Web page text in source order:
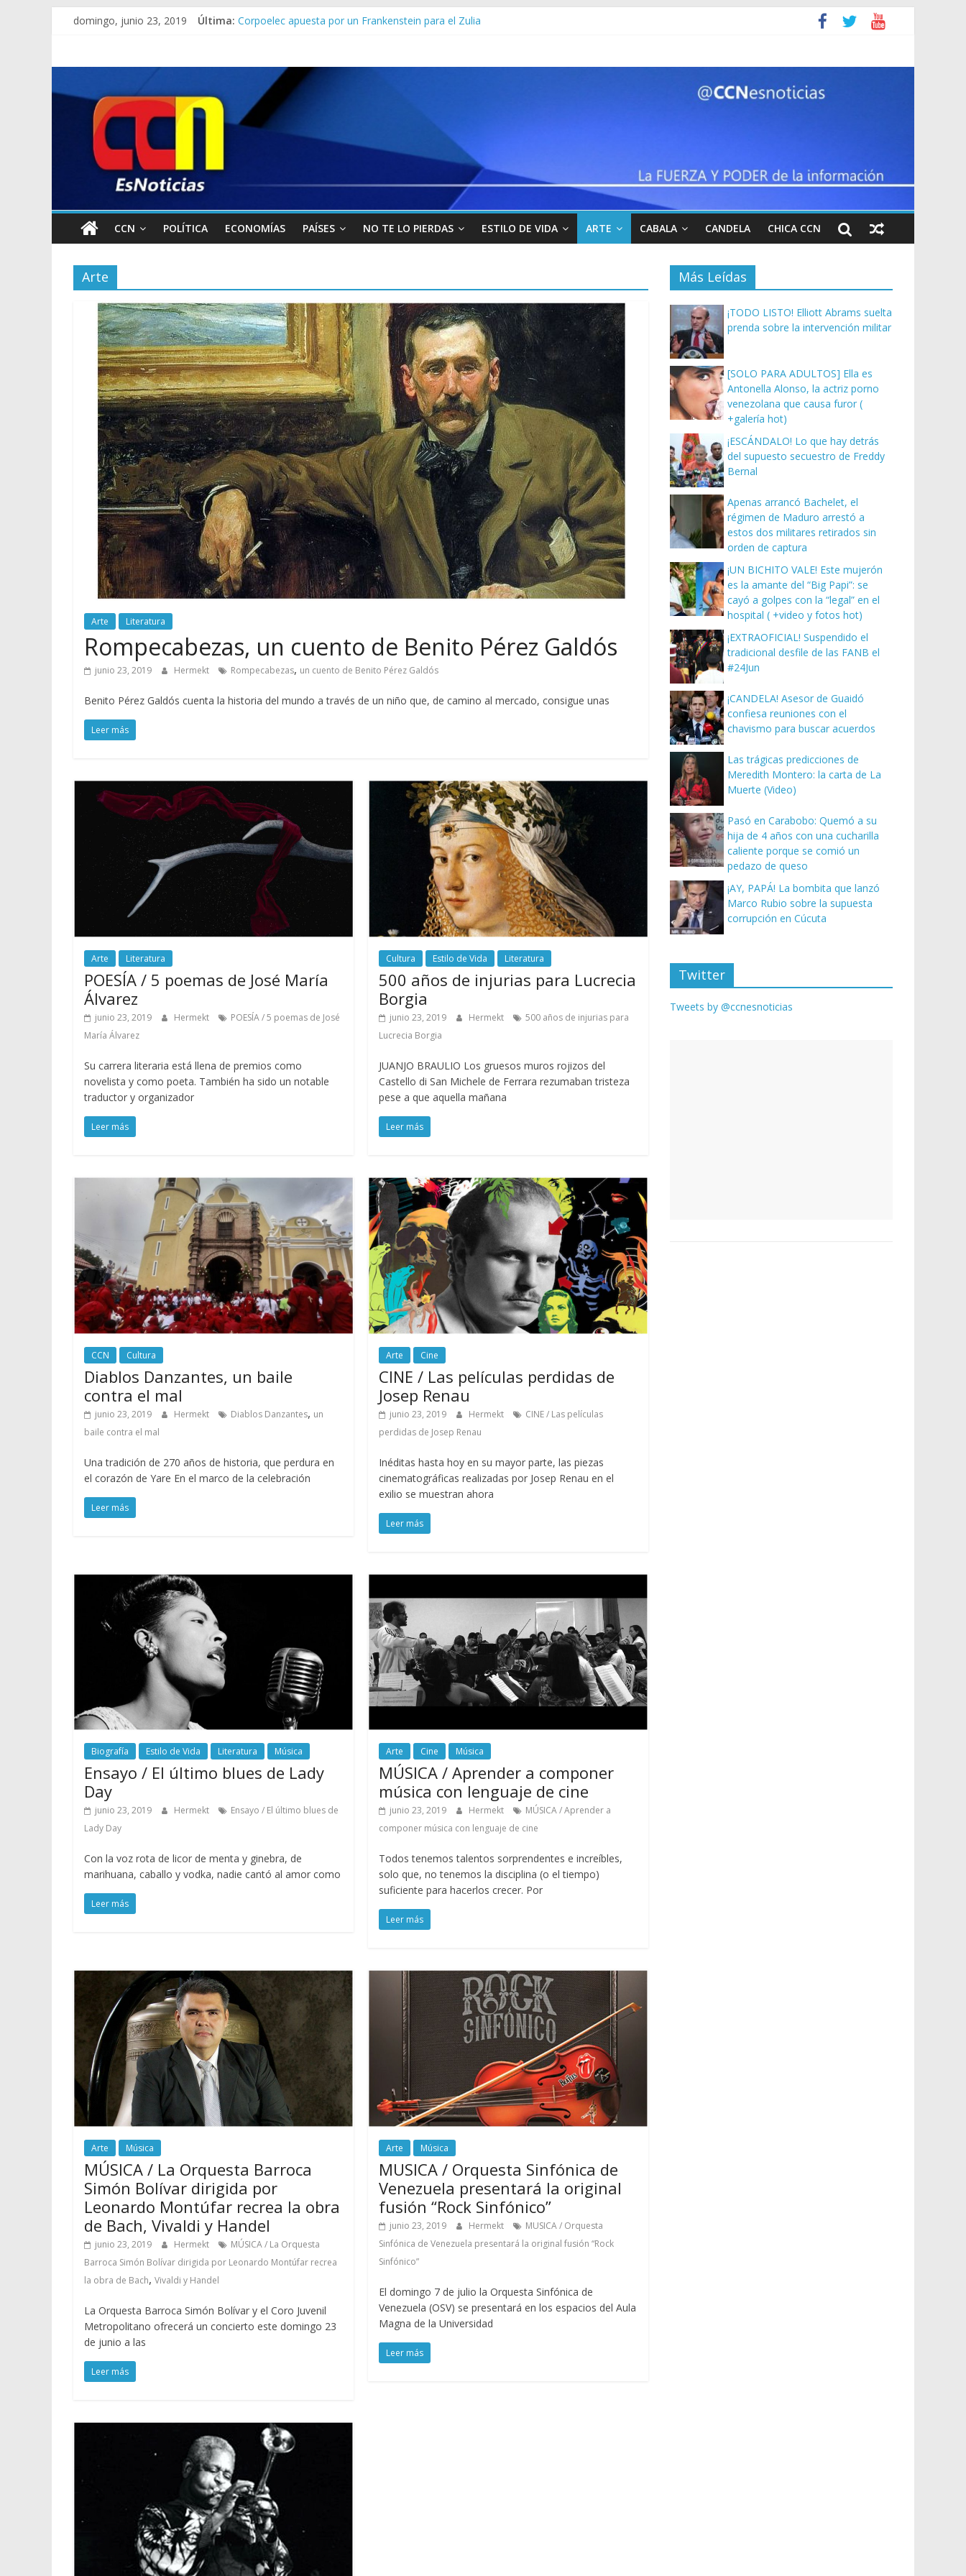
domingo, junio 23, 2019 Última:
Lo que se sabe de los militares y funcionarios del Cicpc detenidos en las últimas horas
Corpoelec apuesta por un Frankenstein para el Zulia
Detuvieron a dos venezolanos en Colombia por robarse un taxi
CCN POLÍTICA ECONOMÍAS PAÍSES NO TE LO PIERDAS ESTILO DE VIDA ARTE CABALA CANDELA CHICA CCN
Arte
Arte Literatura
Rompecabezas, un cuento de Benito Pérez Galdós
junio 23, 2019 Hermekt Rompecabezas, un cuento de Benito Pérez Galdós
Benito Pérez Galdós cuenta la historia del mundo a través de un niño que, de camino al mercado, consigue unas
Leer más
Arte Literatura
POESÍA / 5 poemas de José María
Álvarez
junio 23, 2019 Hermekt
POESÍA / 5 poemas de José
María Álvarez
Su carrera literaria está llena de premios como
novelista y como poeta. También ha sido un notable
traductor y organizador
Leer más
Cultura Estilo de Vida Literatura
500 años de injurias para Lucrecia
Borgia
junio 23, 2019 Hermekt
500 años de injurias para
Lucrecia Borgia
JUANJO BRAULIO Los gruesos muros rojizos del
Castello di San Michele de Ferrara rezumaban tristeza
pese a que aquella mañana
Leer más
CCN Cultura
Diablos Danzantes, un baile
contra el mal
junio 23, 2019 Hermekt Diablos Danzantes, un
baile contra el mal
Una tradición de 270 años de historia, que perdura en
el corazón de Yare En el marco de la celebración
Leer más
Arte Cine
CINE / Las películas perdidas de
Josep Renau
junio 23, 2019 Hermekt
CINE / Las películas
perdidas de Josep Renau
Inéditas hasta hoy en su mayor parte, las piezas
cinematográficas realizadas por Josep Renau en el
exilio se muestran ahora
Leer más
Biografía Estilo de Vida Literatura Música
Ensayo / El último blues de Lady
Day
junio 23, 2019 Hermekt
Ensayo / El último blues de
Lady Day
Con la voz rota de licor de menta y ginebra, de
marihuana, caballo y vodka, nadie cantó al amor como
Leer más
Arte Cine Música
MÚSICA / Aprender a componer
música con lenguaje de cine
junio 23, 2019 Hermekt
MÚSICA / Aprender a
componer música con lenguaje de cine
Todos tenemos talentos sorprendentes e increíbles,
solo que, no tenemos la disciplina (o el tiempo)
suficiente para hacerlos crecer. Por
Leer más
Arte Música
MÚSICA / La Orquesta Barroca
Simón Bolívar dirigida por
Leonardo Montúfar recrea la obra
de Bach, Vivaldi y Handel
junio 23, 2019 Hermekt
MÚSICA / La Orquesta
Barroca Simón Bolívar dirigida por Leonardo Montúfar recrea
la obra de Bach, Vivaldi y Handel
La Orquesta Barroca Simón Bolívar y el Coro Juvenil
Metropolitano ofrecerá un concierto este domingo 23
de junio a las
Leer más
Arte Música
MUSICA / Orquesta Sinfónica de
Venezuela presentará la original
fusión “Rock Sinfónico”
junio 23, 2019 Hermekt
MUSICA / Orquesta
Sinfónica de Venezuela presentará la original fusión “Rock
Sinfónico”
El domingo 7 de julio la Orquesta Sinfónica de
Venezuela (OSV) se presentará en los espacios del Aula
Magna de la Universidad
Leer más
Más Leídas
¡TODO LISTO! Elliott Abrams suelta
prenda sobre la intervención militar
[SOLO PARA ADULTOS] Ella es
Antonella Alonso, la actriz porno
venezolana que causa furor (
+galería hot)
¡ESCÁNDALO! Lo que hay detrás
del supuesto secuestro de Freddy
Bernal
Apenas arrancó Bachelet, el
régimen de Maduro arrestó a
estos dos militares retirados sin
orden de captura
¡UN BICHITO VALE! Este mujerón
es la amante del “Big Papi”: se
cayó a golpes con la “legal” en el
hospital ( +video y fotos hot)
¡EXTRAOFICIAL! Suspendido el
tradicional desfile de las FANB el
#24Jun
¡CANDELA! Asesor de Guaidó
confiesa reuniones con el
chavismo para buscar acuerdos
Las trágicas predicciones de
Meredith Montero: la carta de La
Muerte (Video)
Pasó en Carabobo: Quemó a su
hija de 4 años con una cucharilla
caliente porque se comió un
pedazo de queso
¡AY, PAPÁ! La bombita que lanzó
Marco Rubio sobre la supuesta
corrupción en Cúcuta
Twitter
Tweets by @ccnesnoticias